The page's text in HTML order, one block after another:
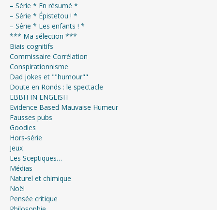
– Série * En résumé *
– Série * Épistetou ! *
– Série * Les enfants ! *
*** Ma sélection ***
Biais cognitifs
Commissaire Corrélation
Conspirationnisme
Dad jokes et ""humour""
Doute en Ronds : le spectacle
EBBH IN ENGLISH
Evidence Based Mauvaise Humeur
Fausses pubs
Goodies
Hors-série
Jeux
Les Sceptiques…
Médias
Naturel et chimique
Noël
Pensée critique